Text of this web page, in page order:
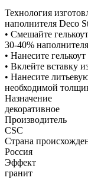
Технология
наполнителя Deco
• Смешайте
30-40%
• Нанесите
• Вклейте вставку
• Нанесите
необходимой
Назначение
декоративное
Производитель
CSC
Страна
Россия
Эффект
гранит